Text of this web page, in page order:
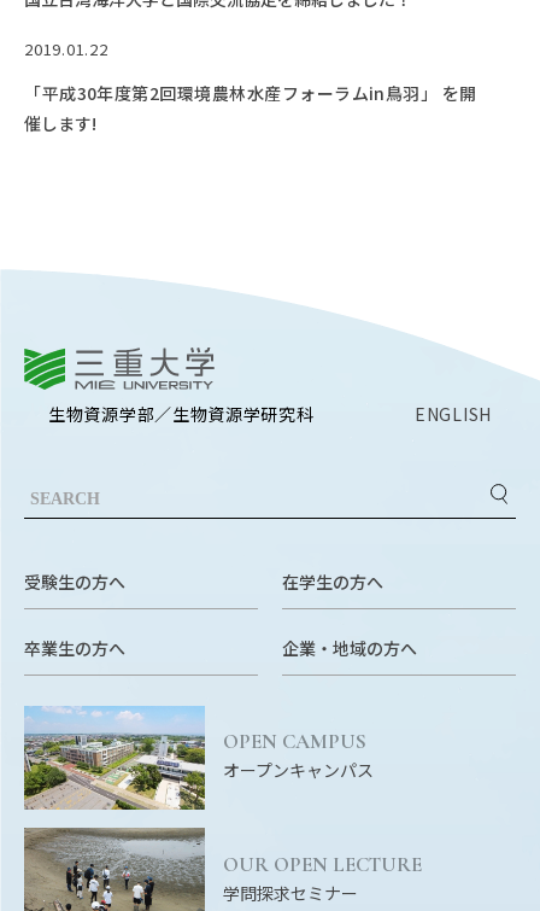
2019.01.22
「平成30年度第2回環境農林水産フォーラムin鳥羽」 を開
催します!
生物資源学部／生物資源学研究科 ENGLISH
受験生の方へ 在学生の方へ
卒業生の方へ 企業・地域の方へ
OPEN CAMPUS
オープンキャンパス
OUR OPEN LECTURE
学問探求セミナー